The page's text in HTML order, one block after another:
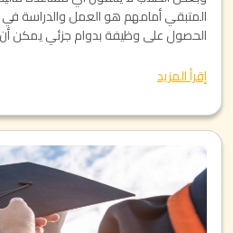
المتبقي أمامهم هو العمل والدراسة
الحصول على وظيفة بدوام جزئي يمكن
إقرأ المزيد